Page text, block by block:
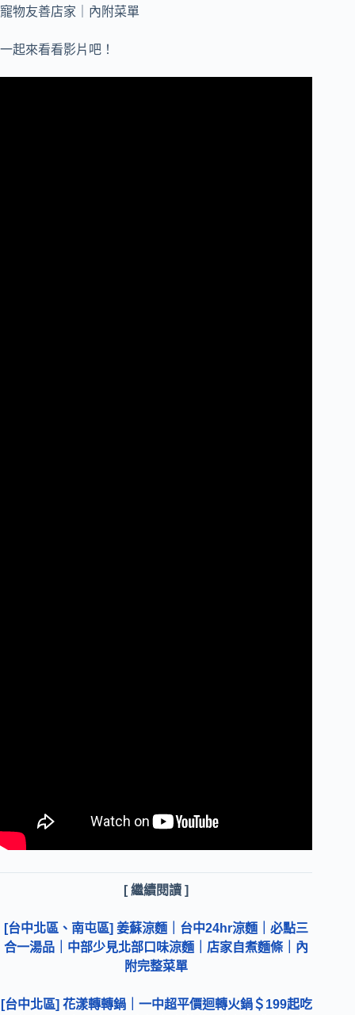
一起來看看影片吧！
[ 繼續閱讀 ]
[台中北區、南屯區] 姜蘇涼麵｜台中24hr涼麵｜必點三
合一湯品｜中部少見北部口味涼麵｜店家自煮麵條｜內
附完整菜單
[台中北區] 花漾轉轉鍋｜一中超平價迴轉火鍋＄199起吃